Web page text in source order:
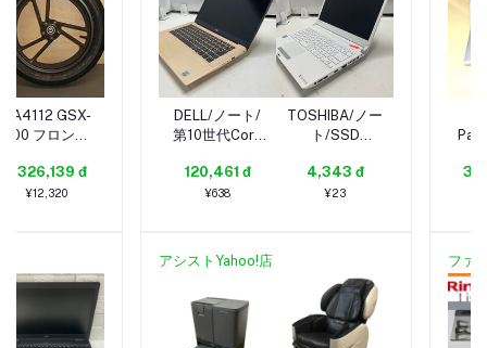
MA4112 GSX-
400 フロント
GK71B-1199
2,326,139 đ
¥12,320
DELL/ノート/
第10世代Core
4GB/16GB/WEB
カメラ有/OS
CometLake-U
GT2 [UHD
64MB-
260723003031034
120,461 đ
¥638
TOSHIBA/ノー
ト/SSD
代Core i5/メモ
リ4GB/WEBカ
620 32MB-
260703002960661
4,343 đ
¥23
アシストYahoo!店 ファ